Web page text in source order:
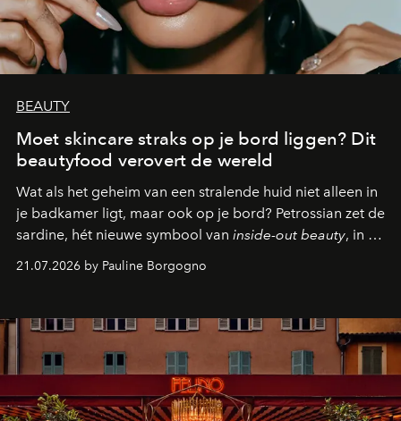
BEAUTY
Moet skincare straks op je bord liggen? Dit
beautyfood verovert de wereld
Wat als het geheim van een stralende huid niet alleen in
je badkamer ligt, maar ook op je bord? Petrossian zet de
sardine, hét nieuwe symbool van inside-out beauty, in de
21.07.2026 by Pauline Borgogno